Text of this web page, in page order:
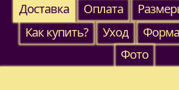
Доставка
Оплата
Как купить?
Уход
Фото